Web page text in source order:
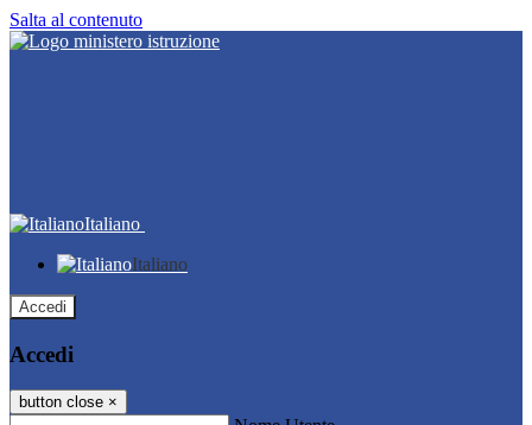
Salta al contenuto
Italiano
Italiano
Accedi
Accedi
button close ×